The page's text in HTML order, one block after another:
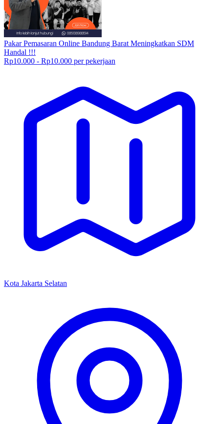
Pakar Pemasaran Online Bandung Barat Meningkatkan SDM
Handal !!!
Rp10.000 - Rp10.000 per pekerjaan
Kota Jakarta Selatan